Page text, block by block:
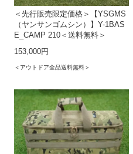
＜先行販売限定価格＞【YSGMS
（ヤンサンゴムシン）】Y-1BAS
E_CAMP 210＜送料無料＞
153,000円
＜アウトドア全品送料無料＞